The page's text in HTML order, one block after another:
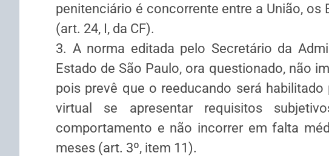
penitenciário é concorrente entre a União, os
(art. 24, I, da CF).
3. A norma editada pelo Secretário da
Estado de São Paulo, ora questionado, não
pois prevê que o reeducando será
virtual se apresentar requisitos
comportamento e não incorrer em falta
meses (art. 3º, item 11).